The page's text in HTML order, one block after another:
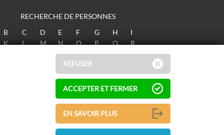
RECHERCHE DE PERSONNES
B C D E F G H
I
K L M N O P Q
R
W X Y Z
REFUSER
ACCEPTER ET FERMER
EN SAVOIR PLUS